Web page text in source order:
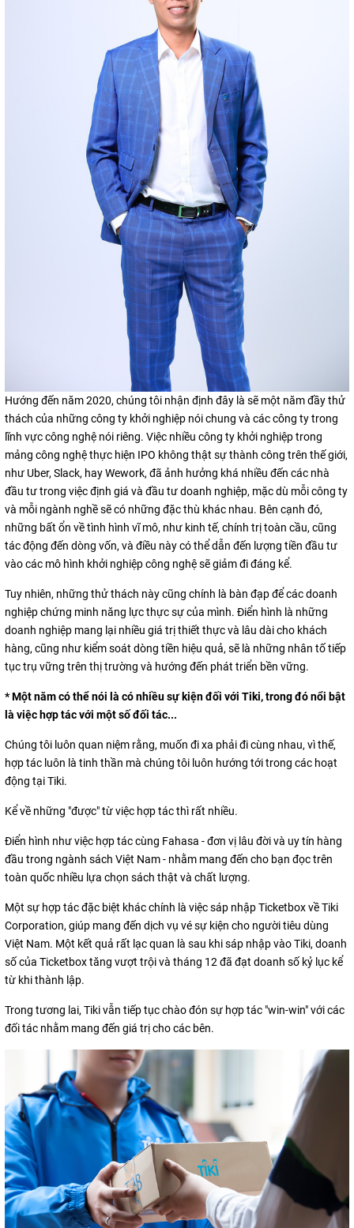
Hướng đến năm 2020, chúng tôi nhận định đây là sẽ một năm đầy thử
thách của những công ty khởi nghiệp nói chung và các công ty trong
lĩnh vực công nghệ nói riêng. Việc nhiều công ty khởi nghiệp trong
mảng công nghệ thực hiện IPO không thật sự thành công trên thế giới,
như Uber, Slack, hay Wework, đã ảnh hưởng khá nhiều đến các nhà
đầu tư trong việc định giá và đầu tư doanh nghiệp, mặc dù mỗi công ty
và mỗi ngành nghề sẽ có những đặc thù khác nhau. Bên cạnh đó,
những bất ổn về tình hình vĩ mô, như kinh tế, chính trị toàn cầu, cũng
tác động đến dòng vốn, và điều này có thể dẫn đến lượng tiền đầu tư
vào các mô hình khởi nghiệp công nghệ sẽ giảm đi đáng kể.
Tuy nhiên, những thử thách này cũng chính là bàn đạp để các doanh
nghiệp chứng minh năng lực thực sự của mình. Điển hình là những
doanh nghiệp mang lại nhiều giá trị thiết thực và lâu dài cho khách
hàng, cũng như kiểm soát dòng tiền hiệu quả, sẽ là những nhân tố tiếp
tục trụ vững trên thị trường và hướng đến phát triển bền vững.
* Một năm có thể nói là có nhiều sự kiện đối với Tiki, trong đó nổi bật
là việc hợp tác với một số đối tác...
Chúng tôi luôn quan niệm rằng, muốn đi xa phải đi cùng nhau, vì thế,
hợp tác luôn là tinh thần mà chúng tôi luôn hướng tới trong các hoạt
động tại Tiki.
Kể về những "được" từ việc hợp tác thì rất nhiều.
Điển hình như việc hợp tác cùng Fahasa - đơn vị lâu đời và uy tín hàng
đầu trong ngành sách Việt Nam - nhằm mang đến cho bạn đọc trên
toàn quốc nhiều lựa chọn sách thật và chất lượng.
Một sự hợp tác đặc biệt khác chính là việc sáp nhập Ticketbox về Tiki
Corporation, giúp mang đến dịch vụ vé sự kiện cho người tiêu dùng
Việt Nam. Một kết quả rất lạc quan là sau khi sáp nhập vào Tiki, doanh
số của Ticketbox tăng vượt trội và tháng 12 đã đạt doanh số kỷ lục kể
từ khi thành lập.
Trong tương lai, Tiki vẫn tiếp tục chào đón sự hợp tác "win-win" với các
đối tác nhằm mang đến giá trị cho các bên.